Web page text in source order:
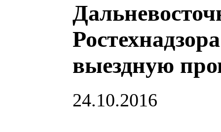
выездную
24.10.2016